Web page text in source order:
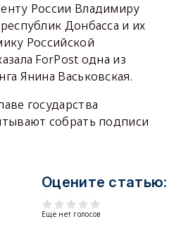
России Владимиру
Донбасса и их
Российской
ForPost одна из
Янина Васьковская.
государства
собрать подписи
Оцените статью:
Еще нет голосов